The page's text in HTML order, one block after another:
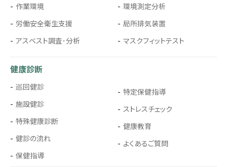
作業環境
労働安全衛生支援
アスベスト調査･分析
環境測定分析
局所排気装置
マスクフィットテスト
健康診断
巡回健診
施設健診
特殊健康診断
健診の流れ
保健指導
特定保健指導
ストレスチェック
健康教育
よくあるご質問